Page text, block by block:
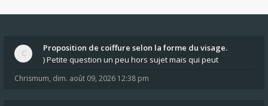
Proposition de coiffure selon la forme du visage.
) Petite question un peu hors sujet mais qui peut
Chrismum, dim. août 09, 2026 12:38 pm